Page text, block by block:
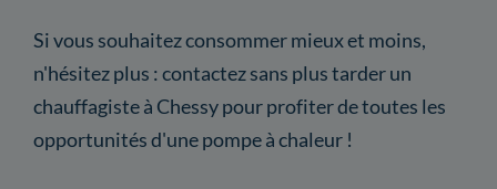
Si vous souhaitez consommer mieux et moins,
n'hésitez plus : contactez sans plus tarder un
chauffagiste à Chessy pour profiter de toutes les
opportunités d'une pompe à chaleur !